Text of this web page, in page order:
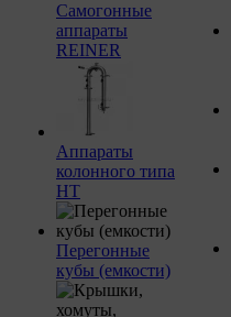
Самогонные
аппараты
REINER
Аппараты
колонного типа
НТ
Перегонные
кубы (емкости)